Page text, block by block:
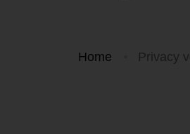
Home Privacy